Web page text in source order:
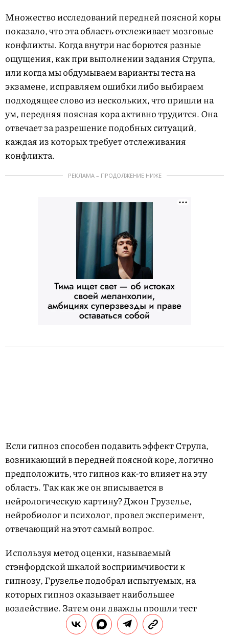
Множество исследований передней поясной коры
показало, что эта область отслеживает мозговые
конфликты. Когда внутри нас борются разные
ощущения, как при выполнении задания Струпа,
или когда мы обдумываем варианты теста на
экзамене, исправляем ошибки либо выбираем
подходящее слово из нескольких, что пришли на
ум, передняя поясная кора активно трудится. Она
отвечает за разрешение подобных ситуаций,
каждая из которых требует отслеживания
конфликта.
РЕКЛАМА – ПРОДОЛЖЕНИЕ НИЖЕ
Если гипноз способен подавить эффект Струпа,
возникающий в передней поясной коре, логично
предположить, что гипноз как-то влияет на эту
область. Так как же он вписывается в
нейрологическую картину? Джон Грузелье,
нейробиолог и психолог, провел эксперимент,
отвечающий на этот самый вопрос.
Используя метод оценки, называемый
стэнфордской шкалой восприимчивости к
гипнозу, Грузелье подобрал испытуемых, на
которых гипноз оказывает наибольшее
воздействие. Затем они дважды прошли тест
Струпа, один раз в нормальном состоянии, второй